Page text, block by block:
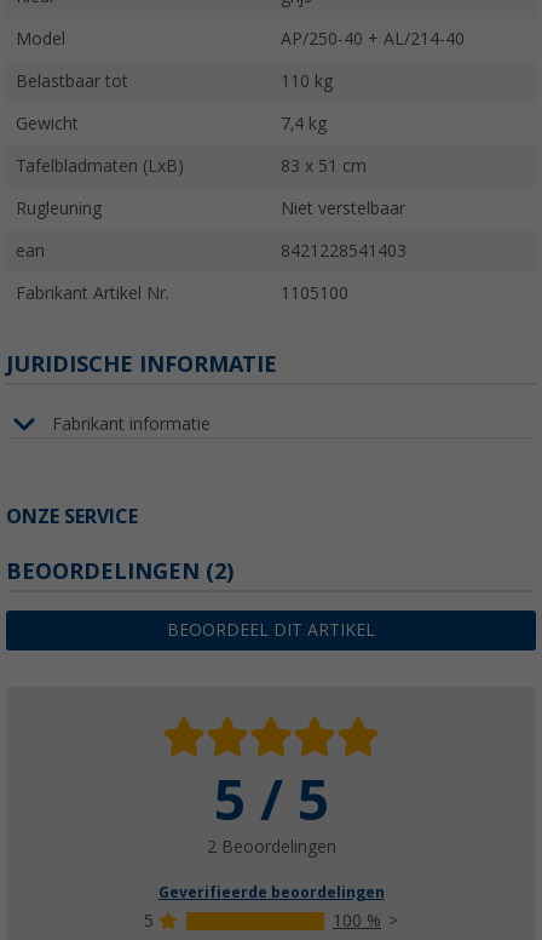
Model AP/250-40 + AL/214-40
Belastbaar tot 110 kg
Gewicht 7,4 kg
Tafelbladmaten (LxB) 83 x 51 cm
Rugleuning Niet verstelbaar
ean 8421228541403
Fabrikant Artikel Nr. 1105100
JURIDISCHE INFORMATIE
Fabrikant informatie
ONZE SERVICE
BEOORDELINGEN (2)
BEOORDEEL DIT ARTIKEL
5 / 5
2 Beoordelingen
Geverifieerde beoordelingen
5
100 %